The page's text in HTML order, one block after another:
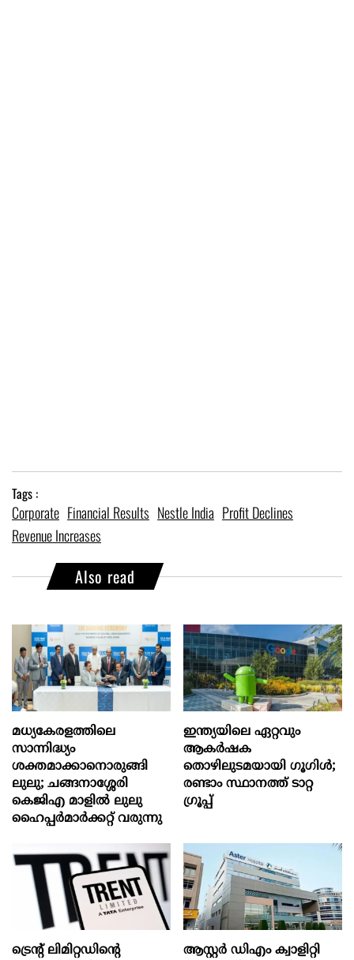
Tags :
Corporate Financial Results Nestle India Profit Declines
Revenue Increases
Also read
മധ്യകേരളത്തിലെ
സാന്നിദ്ധ്യം
ശക്തമാക്കാനൊരുങ്ങി
ലുലു; ചങ്ങനാശ്ശേരി
കെജിഎ മാളിൽ ലുലു
ഹൈപ്പർമാർക്കറ്റ് വരുന്നു
ഇന്ത്യയിലെ ഏറ്റവും
ആകര്‍ഷക
തൊഴിലുടമയായി ഗൂഗിള്‍;
രണ്ടാം സ്ഥാനത്ത് ടാറ്റ
ഗ്രൂപ്പ്
ട്രെന്റ് ലിമിറ്റഡിന്റെ
ആസ്റ്റർ ഡിഎം ക്വാളിറ്റി